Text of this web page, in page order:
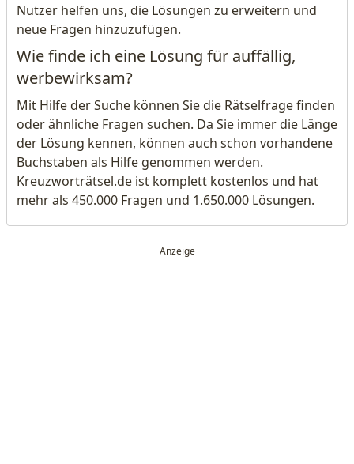
Nutzer helfen uns, die Lösungen zu erweitern und
neue Fragen hinzuzufügen.
Wie finde ich eine Lösung für auffällig,
werbewirksam?
Mit Hilfe der Suche können Sie die Rätselfrage finden
oder ähnliche Fragen suchen. Da Sie immer die Länge
der Lösung kennen, können auch schon vorhandene
Buchstaben als Hilfe genommen werden.
Kreuzworträtsel.de ist komplett kostenlos und hat
mehr als 450.000 Fragen und 1.650.000 Lösungen.